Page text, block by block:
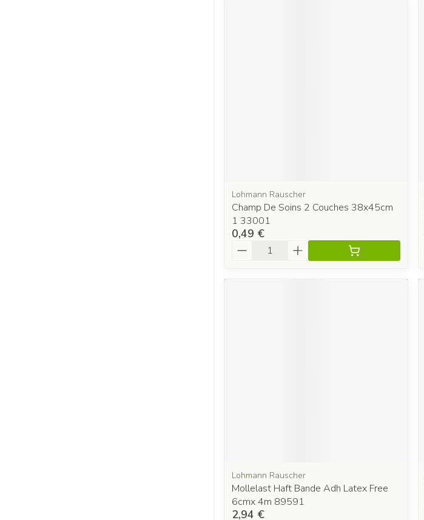
Lohmann Rauscher
Champ De Soins 2 Couches 38x45cm
1 33001
0,49 €
Quantité
Lohmann Rauscher
Mollelast Haft Bande Adh Latex Free
6cmx 4m 89591
2,94 €